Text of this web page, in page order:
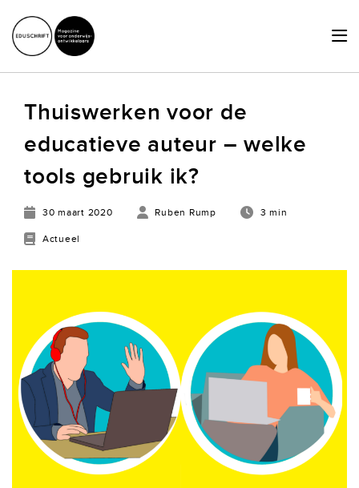
ACTUEEL
JURIDISCHE ZAKEN
OVER ONS
LID WORDEN
Thuiswerken voor de
educatieve auteur – welke
tools gebruik ik?
30 maart 2020 Ruben Rump 3 min
Actueel